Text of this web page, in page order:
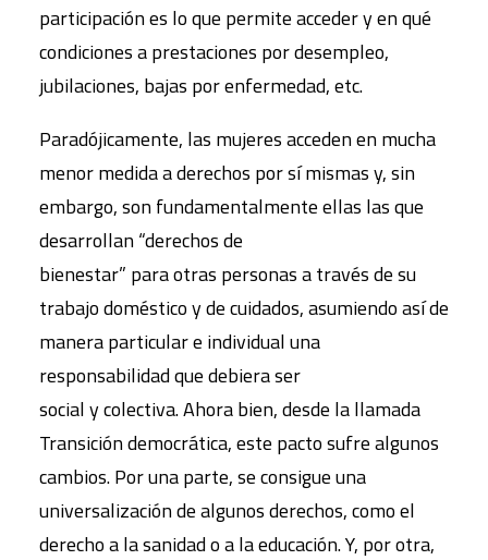
participación es lo que permite acceder y en qué
condiciones a prestaciones por desempleo,
jubilaciones, bajas por enfermedad, etc.
Paradójicamente, las mujeres acceden en mucha
menor medida a derechos por sí mismas y, sin
embargo, son fundamentalmente ellas las que
desarrollan “derechos de
bienestar” para otras personas a través de su
trabajo doméstico y de cuidados, asumiendo así de
manera particular e individual una
responsabilidad que debiera ser
social y colectiva. Ahora bien, desde la llamada
Transición democrática, este pacto sufre algunos
cambios. Por una parte, se consigue una
universalización de algunos derechos, como el
derecho a la sanidad o a la educación. Y, por otra,